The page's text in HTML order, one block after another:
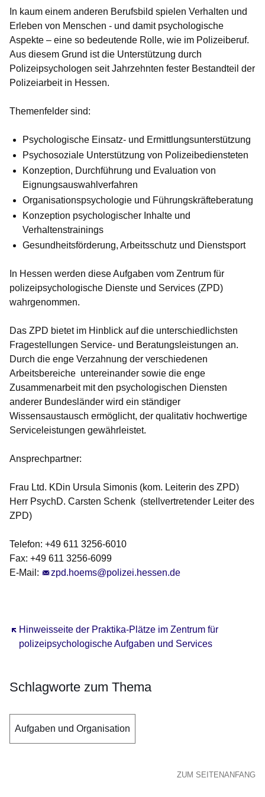
In kaum einem anderen Berufsbild spielen Verhalten und
Erleben von Menschen - und damit psychologische
Aspekte – eine so bedeutende Rolle, wie im Polizeiberuf.
Aus diesem Grund ist die Unterstützung durch
Polizeipsychologen seit Jahrzehnten fester Bestandteil der
Polizeiarbeit in Hessen.
Themenfelder sind:
Psychologische Einsatz- und Ermittlungsunterstützung
Psychosoziale Unterstützung von Polizeibediensteten
Konzeption, Durchführung und Evaluation von
Eignungsauswahlverfahren
Organisationspsychologie und Führungskräfteberatung
Konzeption psychologischer Inhalte und
Verhaltenstrainings
Gesundheitsförderung, Arbeitsschutz und Dienstsport
In Hessen werden diese Aufgaben vom Zentrum für
polizeipsychologische Dienste und Services (ZPD)
wahrgenommen.
Das ZPD bietet im Hinblick auf die unterschiedlichsten
Fragestellungen Service- und Beratungsleistungen an.
Durch die enge Verzahnung der verschiedenen
Arbeitsbereiche untereinander sowie die enge
Zusammenarbeit mit den psychologischen Diensten
anderer Bundesländer wird ein ständiger
Wissensaustausch ermöglicht, der qualitativ hochwertige
Serviceleistungen gewährleistet.
Ansprechpartner:
Frau Ltd. KDin Ursula Simonis (kom. Leiterin des ZPD)
Herr PsychD. Carsten Schenk (stellvertretender Leiter des
ZPD)
Telefon: +49 611 3256-6010
Fax: +49 611 3256-6099
E-Mail:
zpd.hoems@polizei.hessen.de
Öffnet sich in einem neuen Fenster
Hinweisseite der Praktika-Plätze im Zentrum für
polizeipsychologische Aufgaben und Services
Öffnet sich in einem neuen Fenster
Schlagworte zum Thema
Aufgaben und Organisation
ZUM SEITENANFANG